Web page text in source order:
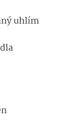
uhlím